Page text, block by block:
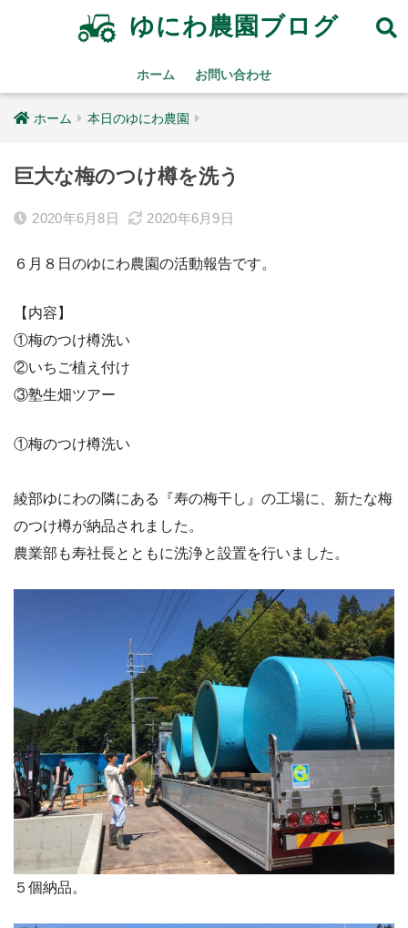
ゆにわ農園ブログ
ホーム お問い合わせ
ホーム 本日のゆにわ農園
巨大な梅のつけ樽を洗う
2020年6月8日 2020年6月9日
６月８日のゆにわ農園の活動報告です。
【内容】
①梅のつけ樽洗い
②いちご植え付け
③塾生畑ツアー
①梅のつけ樽洗い
綾部ゆにわの隣にある『寿の梅干し』の工場に、新たな梅
のつけ樽が納品されました。
農業部も寿社長とともに洗浄と設置を行いました。
５個納品。